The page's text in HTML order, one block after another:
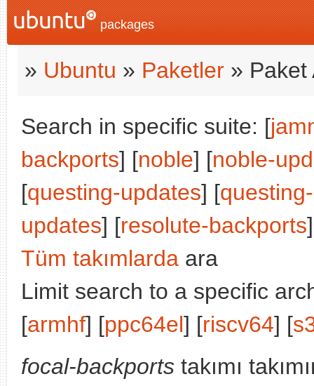
packages
» Ubuntu » Paketler » Paket
Search in specific suite: [
backports] [noble] [noble-
[questing-updates] [
updates] [resolute-backports
Tüm takımlarda ara
Limit search to a specific
[armhf] [ppc64el] [riscv64] [
focal-backports takımı